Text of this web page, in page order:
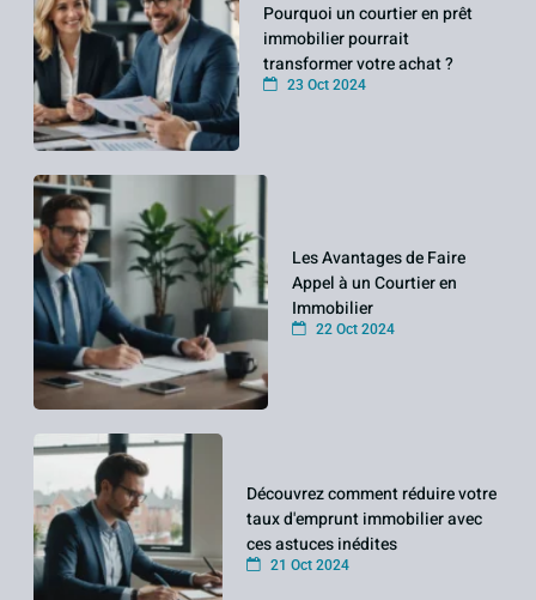
Pourquoi un courtier en prêt
immobilier pourrait
transformer votre achat ?
23 Oct 2024
Les Avantages de Faire
Appel à un Courtier en
Immobilier
22 Oct 2024
Découvrez comment réduire votre
taux d'emprunt immobilier avec
ces astuces inédites
21 Oct 2024